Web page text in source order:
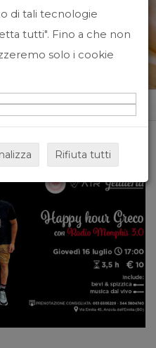
di tali tecnologie
tutti". Fino a che non
solo i cookie
Rifiuta tutti